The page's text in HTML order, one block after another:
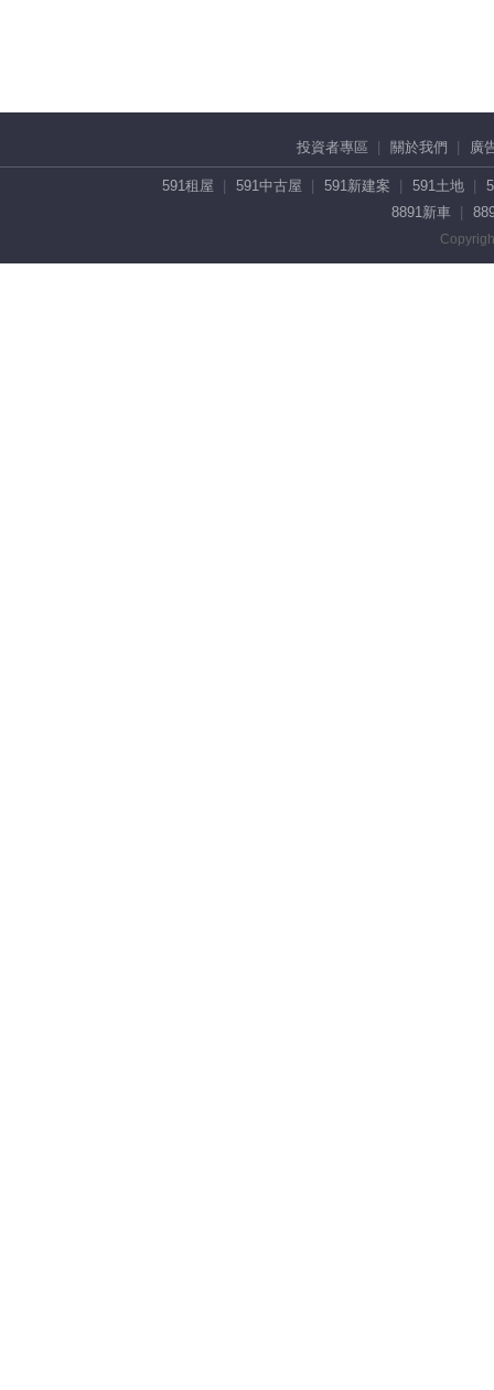
投資者專區 關於我們 廣
591租屋 591中古屋 591新建案 591土地
8891新車